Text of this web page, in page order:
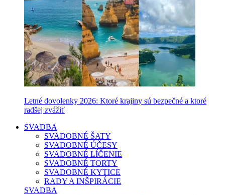
Letné dovolenky 2026: Ktoré krajiny sú bezpečné a ktoré
radšej zvážiť
SVADBA
SVADOBNÉ ŠATY
SVADOBNÉ ÚČESY
SVADOBNÉ LÍČENIE
SVADOBNÉ TORTY
SVADOBNÉ KYTICE
RADY A INŠPIRÁCIE
SVADBA